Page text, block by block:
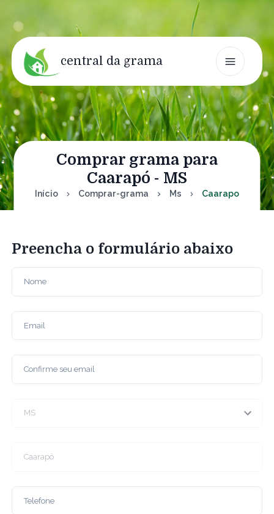
central da grama
Comprar grama para
Caarapó - MS
Início Comprar-grama Ms Caarapo
Preencha o formulário abaixo